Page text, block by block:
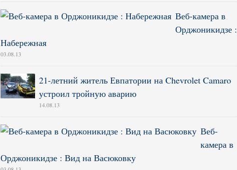
Веб-камера в
Орджоникидзе :
Набережная
03.08.13
21-летний житель Евпатории на Chevrolet Camaro
устроил тройную аварию
14.08.13
Веб-
камера в
Орджоникидзе : Вид на Васюковку